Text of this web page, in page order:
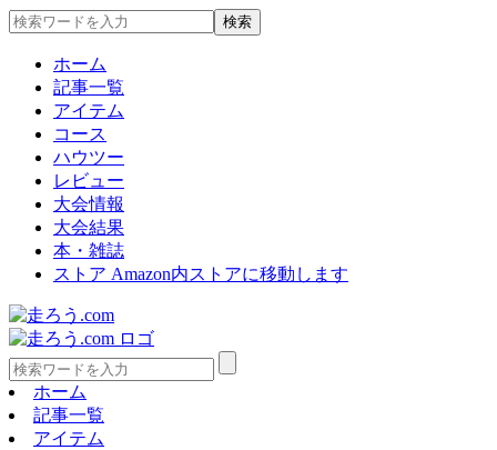
ホーム
記事一覧
アイテム
コース
ハウツー
レビュー
大会情報
大会結果
本・雑誌
ストア Amazon内ストアに移動します
ホーム
記事一覧
アイテム